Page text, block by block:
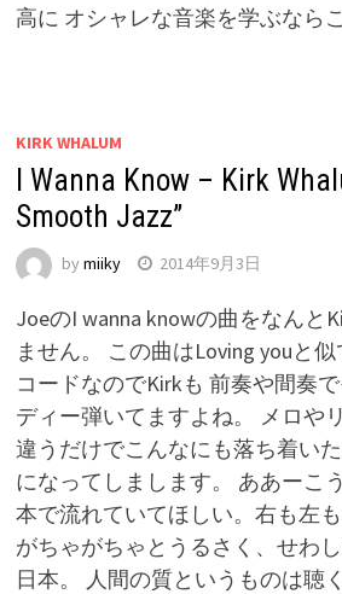
高に オシャレな音楽を学ぶなら
KIRK WHALUM
I Wanna Know – Kirk
Smooth Jazz”
by miiky 2014年9月3日
JoeのI wanna knowの曲をなんと
ません。 この曲はLoving youと
コードなのでKirkも 前奏や間奏
ディー弾いてますよね。 メロや
違うだけでこんなにも落ち着い
になってしまします。 ああーこ
本で流れていてほしい。右も左
がちゃがちゃとうるさく、せわ
日本。 人間の質というものは聴